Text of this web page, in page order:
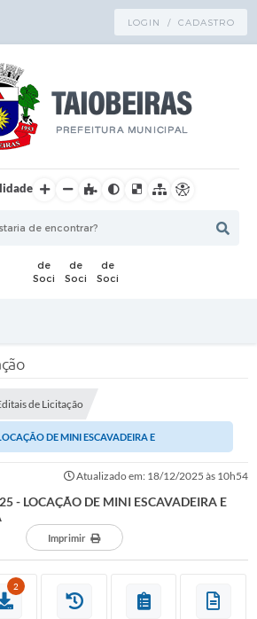
LOGIN / CADASTRO
de Licitação
DE MINI ESCAVADEIRA E
Atualizado em: 18/12/2025 às 10h54
- LOCAÇÃO DE MINI ESCAVADEIRA E
Imprimir
2